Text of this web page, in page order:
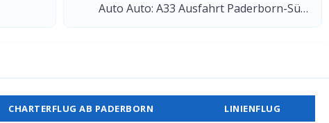
Auto Auto: A33 Ausfahrt Paderborn-Sü…
CHARTERFLUG AB PADERBORN LINIENFLUG